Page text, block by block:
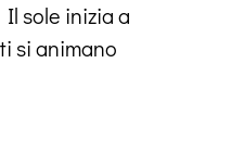
sole inizia a
si animano